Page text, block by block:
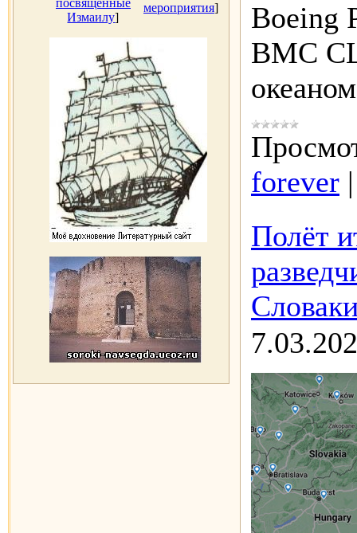
посвящённые
Измаилу]
мероприятия]
Boeing
ВМС
forever
Полёт